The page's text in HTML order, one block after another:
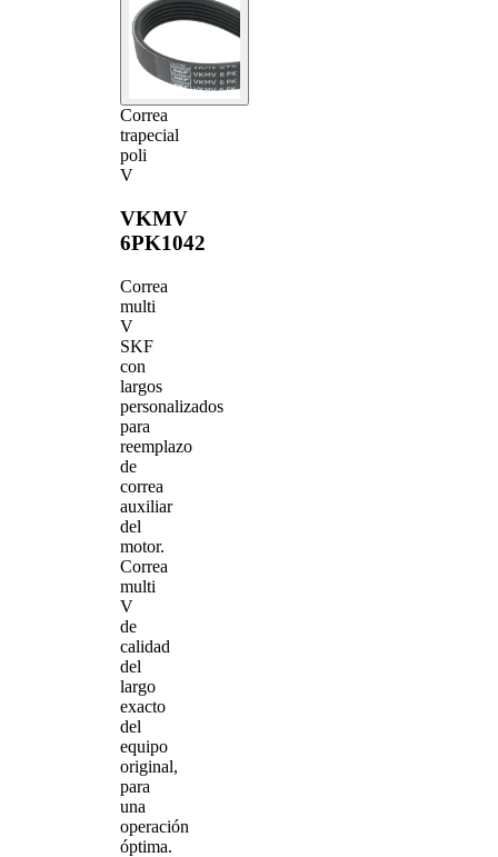
Correa
trapecial
poli
V
VKMV
6PK1042
Correa
multi
V
SKF
con
largos
personalizados
para
reemplazo
de
correa
auxiliar
del
motor.
Correa
multi
V
de
calidad
del
largo
exacto
del
equipo
original,
para
una
operación
óptima.